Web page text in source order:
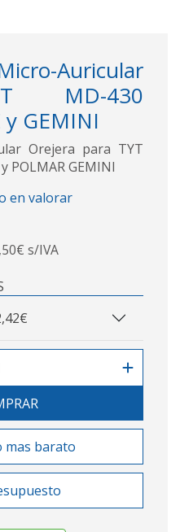
Auricular
MD-430
y GEMINI
Orejera para TYT
POLMAR GEMINI
en valorar
s/IVA
mas barato